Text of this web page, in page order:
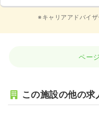
※キャリアアドバイ
ペー
この施設の他の求